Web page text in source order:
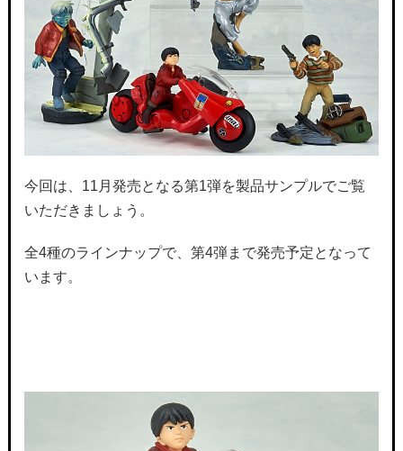
今回は、11月発売となる第1弾を製品サンプルでご覧
いただきましょう。
全4種のラインナップで、第4弾まで発売予定となって
います。